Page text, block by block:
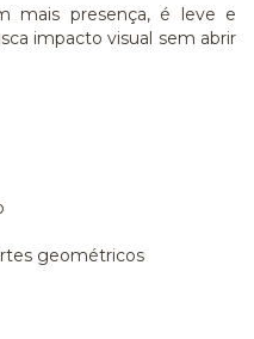
mais presença, é leve e
impacto visual sem abrir
geométricos